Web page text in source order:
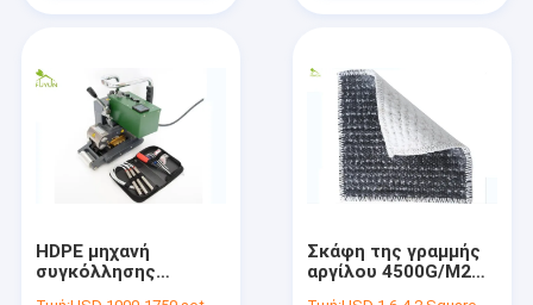
προϊόντα
Σχετικά με εμάς
επαφή
HDPE μηχανή
συγκόλλησης
Σκάφη της γραμμής
αργίλου 4500G/M2